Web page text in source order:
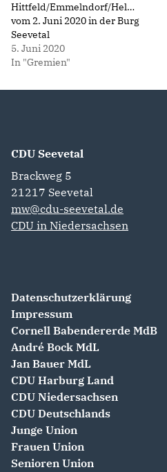
Hittfeld/Emmelndorf/Helmstorf/
vom 2. Juni 2020 in der Burg
Seevetal
5. Juni 2020
In "Gremien"
CDU Seevetal
Brackweg 5
21217 Seevetal
mw@cdu-seevetal.de
CDU in Niedersachsen
Datenschutzerklärung
Impressum
Cornell Babendererde MdB
André Bock MdL
Jan Bauer MdL
CDU Harburg Land
CDU Niedersachsen
CDU Deutschlands
Junge Union
Frauen Union
Senioren Union